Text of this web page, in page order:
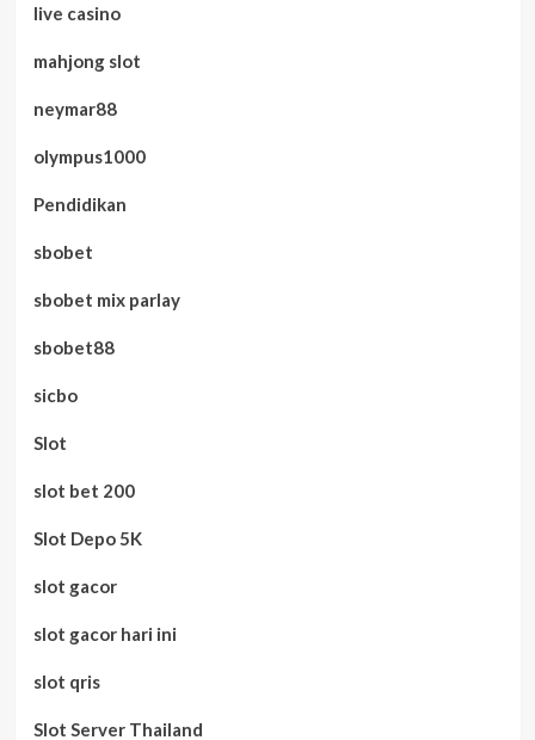
live casino
mahjong slot
neymar88
olympus1000
Pendidikan
sbobet
sbobet mix parlay
sbobet88
sicbo
Slot
slot bet 200
Slot Depo 5K
slot gacor
slot gacor hari ini
slot qris
Slot Server Thailand